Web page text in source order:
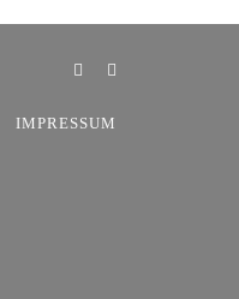
IMPRESSUM